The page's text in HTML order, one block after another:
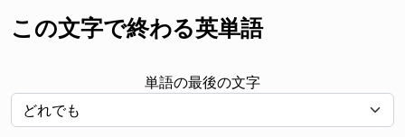
この文字で終わる英単語
単語の最後の文字